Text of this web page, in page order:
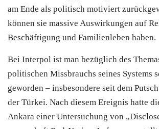
am Ende als politisch motiviert
können sie massive Auswirkungen auf
Beschäftigung und Familienleben haben.
Bei Interpol ist man bezüglich des
politischen Missbrauchs seines Systems
geworden – insbesondere seit dem
der Türkei. Nach diesem Ereignis hatte
Ankara einer Untersuchung von